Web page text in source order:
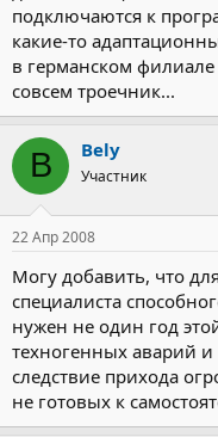
подключаются к
какие-то
в германском
совсем троечник...
B Bely
Участник
22 Апр 2008
Могу добавить, что
специалиста
нужен не один год
техногенных аварий
следствие прихода
не готовых к